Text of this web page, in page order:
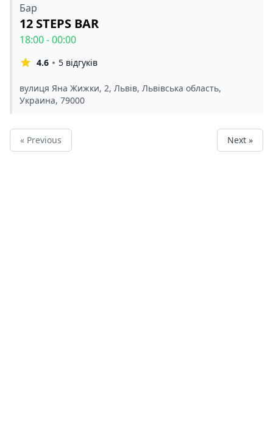
Бар
12 STEPS BAR
18:00 - 00:00
4.6 5 відгуків
вулиця Яна Жижки, 2, Львів, Львівська область,
Украина, 79000
« Previous Next »